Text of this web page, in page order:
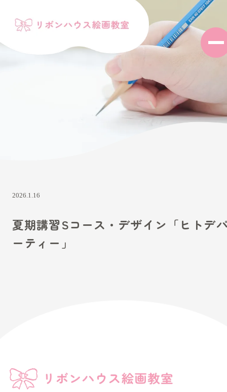
2026.1.16
夏期講習Sコース・デザイン「ヒトデ
ーティー」